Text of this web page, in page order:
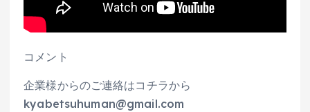
コメント
企業様からのご連絡はコチラから
kyabetsuhuman@gmail.com